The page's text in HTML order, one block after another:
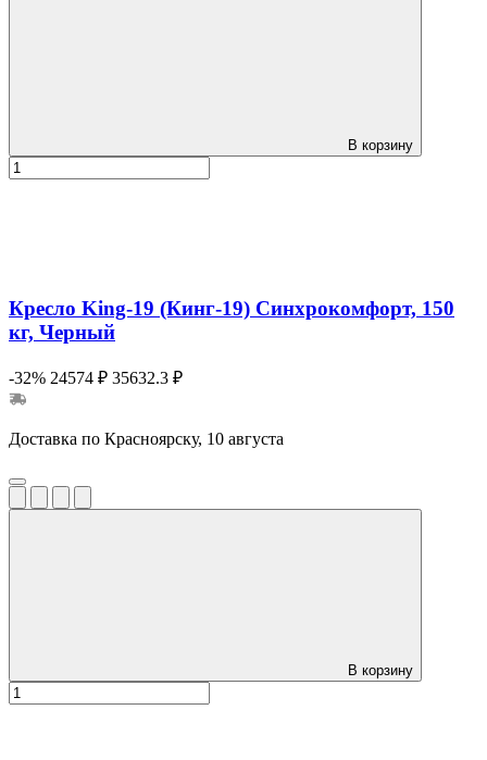
В корзину
Кресло King-19 (Кинг-19) Синхрокомфорт, 150
кг, Черный
-32% 24574 ₽ 35632.3 ₽
Доставка по Красноярску, 10 августа
В корзину